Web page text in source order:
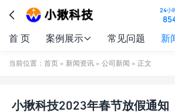
 24小
首 页 案例展示 常见问题 新
当前位置： 首页 » 新闻资讯 » 公司新闻 » 正文
小揪科技2023年春节放假通知